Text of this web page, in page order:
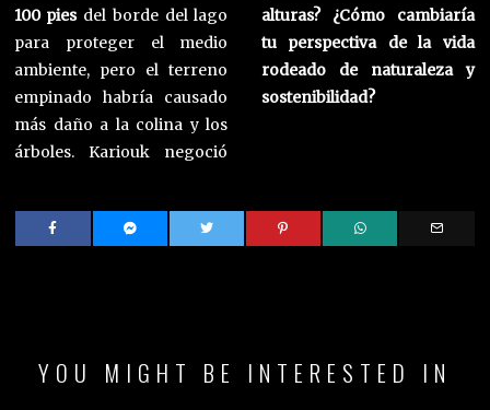
100 piesdel borde del lago
para proteger el medio
ambiente, pero el terreno
empinado habría causado
más daño a la colina y los
árboles. Kariouk negoció
alturas? ¿Cómo cambiaría
tu perspectiva de la vida
rodeado de naturaleza y
sostenibilidad?
YOU MIGHT BE INTERESTED IN